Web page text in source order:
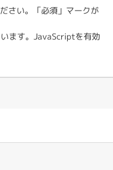
さい。「必須」マークが
ます。JavaScriptを有効